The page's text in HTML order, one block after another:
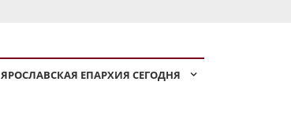
ЯРОСЛАВСКАЯ ЕПАРХИЯ СЕГОДНЯ